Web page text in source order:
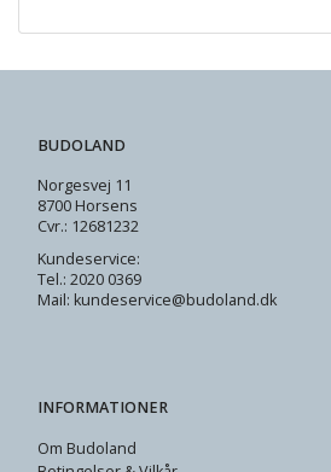
BUDOLAND
Norgesvej 11
8700 Horsens
Cvr.: 12681232
Kundeservice:
Tel.: 2020 0369
Mail: kundeservice@budoland.dk
INFORMATIONER
Om Budoland